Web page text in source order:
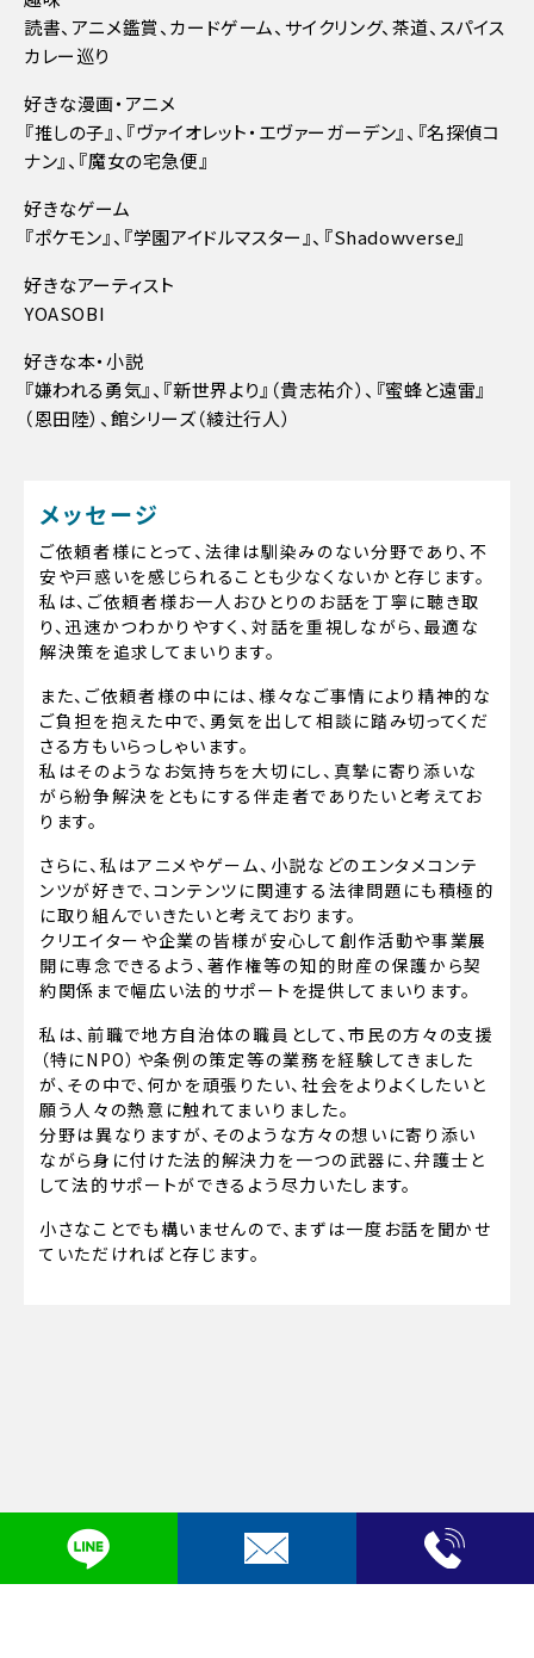
読書、アニメ鑑賞、カードゲーム、サイクリング、茶道、スパイス
カレー巡り
好きな漫画・アニメ
『推しの子』、『ヴァイオレット・エヴァーガーデン』、『名探偵コ
ナン』、『魔女の宅急便』
好きなゲーム
『ポケモン』、『学園アイドルマスター』、『Shadowverse』
好きなアーティスト
YOASOBI
好きな本・小説
『嫌われる勇気』、『新世界より』（貴志祐介）、『蜜蜂と遠雷』
（恩田陸）、館シリーズ（綾辻行人）
メッセージ
ご依頼者様にとって、法律は馴染みのない分野であり、不
安や戸惑いを感じられることも少なくないかと存じます。
私は、ご依頼者様お一人おひとりのお話を丁寧に聴き取
り、迅速かつわかりやすく、対話を重視しながら、最適な
解決策を追求してまいります。
また、ご依頼者様の中には、様々なご事情により精神的な
ご負担を抱えた中で、勇気を出して相談に踏み切ってくだ
さる方もいらっしゃいます。
私はそのようなお気持ちを大切にし、真摯に寄り添いな
がら紛争解決をともにする伴走者でありたいと考えてお
ります。
さらに、私はアニメやゲーム、小説などのエンタメコンテ
ンツが好きで、コンテンツに関連する法律問題にも積極的
に取り組んでいきたいと考えております。
クリエイターや企業の皆様が安心して創作活動や事業展
開に専念できるよう、著作権等の知的財産の保護から契
約関係まで幅広い法的サポートを提供してまいります。
私は、前職で地方自治体の職員として、市民の方々の支援
（特にNPO）や条例の策定等の業務を経験してきました
が、その中で、何かを頑張りたい、社会をよりよくしたいと
願う人々の熱意に触れてまいりました。
分野は異なりますが、そのような方々の想いに寄り添い
ながら身に付けた法的解決力を一つの武器に、弁護士と
して法的サポートができるよう尽力いたします。
小さなことでも構いませんので、まずは一度お話を聞かせ
ていただければと存じます。
プライバシーポリシー